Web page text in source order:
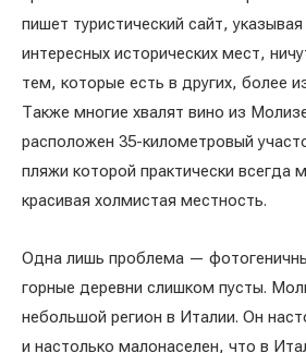
пишет туристический сайт,
интересных исторических мест,
тем, которые есть в других, более
Также многие хвалят вино из
расположен 35-километровый
пляжи которой практически
красивая холмистая местность.
Одна лишь проблема —
горные деревни слишком пусты.
небольшой регион в Италии. Он
и настолько малонаселен, что в